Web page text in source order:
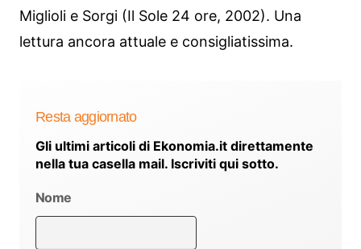
Miglioli e Sorgi (Il Sole 24 ore, 2002). Una
lettura ancora attuale e consigliatissima.
Resta aggiornato
Gli ultimi articoli di Ekonomia.it direttamente
nella tua casella mail. Iscriviti qui sotto.
Nome